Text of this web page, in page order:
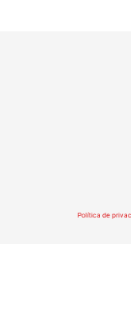
Política de